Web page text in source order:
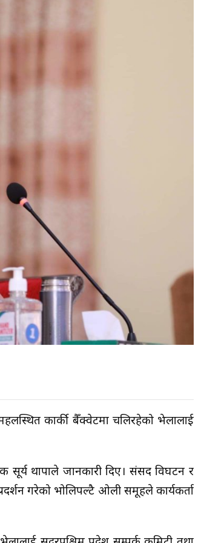
कार्की बैँक्वेटमा चलिरहेको भेलालाई
सूर्य थापाले जानकारी दिए। संसद विघटन र
गरेको भोलिपल्टै ओली समूहले कार्यकर्ता